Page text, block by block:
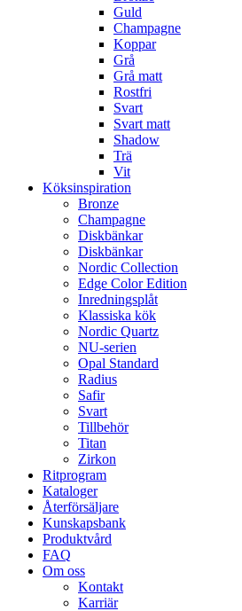
Guld
Champagne
Koppar
Grå
Grå matt
Rostfri
Svart
Svart matt
Shadow
Trä
Vit
Köksinspiration
Bronze
Champagne
Diskbänkar
Diskbänkar
Nordic Collection
Edge Color Edition
Inredningsplåt
Klassiska kök
Nordic Quartz
NU-serien
Opal Standard
Radius
Safir
Svart
Tillbehör
Titan
Zirkon
Ritprogram
Kataloger
Återförsäljare
Kunskapsbank
Produktvård
FAQ
Om oss
Kontakt
Karriär